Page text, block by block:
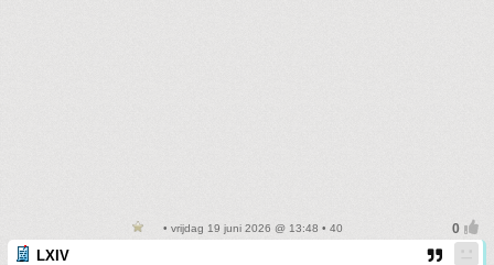
• vrijdag 19 juni 2026 @ 13:48 • 40
LXIV